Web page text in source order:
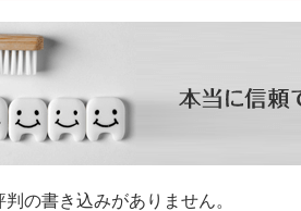
書き込みがありません。